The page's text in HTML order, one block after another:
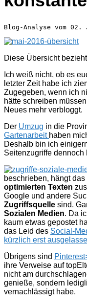
Diese Übersicht
Ich weiß nicht, ob es
letzter Zeit habe ich
Zugegeben, wenn ich
hätte schreiben
Neues mehr verbloggt.
Der Umzug in die
Gartenarbeit haben
Deshalb bin ich
Seitenzugriffe
beschrieben, hängt
optimierten Texten
Google und andere
Zugriffsquelle sind.
Sozialen Medien. Da
kaum etwas gepostet
das Leid des Social-
kürzlich erst
Übrigens sind
ihre Verweise auf
nicht am
genieße, sondern
vernachlässigt habe.